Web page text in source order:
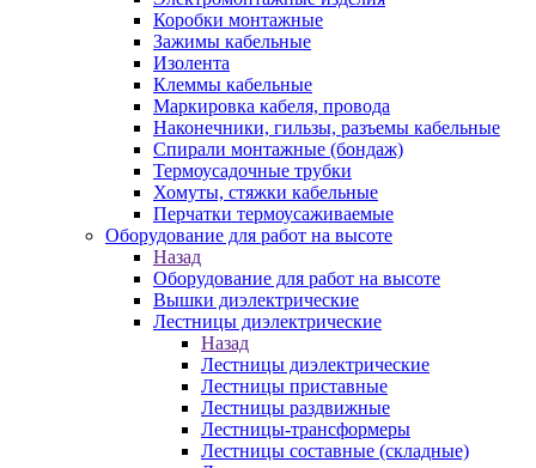
Коробки монтажные
Зажимы кабельные
Изолента
Клеммы кабельные
Маркировка кабеля, провода
Наконечники, гильзы, разъемы кабельные
Спирали монтажные (бондаж)
Термоусадочные трубки
Хомуты, стяжки кабельные
Перчатки термоусаживаемые
Оборудование для работ на высоте
Назад
Оборудование для работ на высоте
Вышки диэлектрические
Лестницы диэлектрические
Назад
Лестницы диэлектрические
Лестницы приставные
Лестницы раздвижные
Лестницы-трансформеры
Лестницы составные (складные)